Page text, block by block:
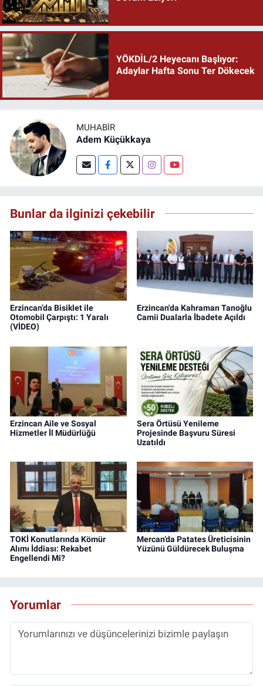
YÖKDİL/2 Heyecanı Başlıyor:
Adaylar Hafta Sonu Ter Dökecek
MUHABIR
Adem Küçükkaya
Bunlar da ilginizi çekebilir
Erzincan’da Bisiklet ile
Otomobil Çarpıştı: 1 Yaralı
(VİDEO)
Erzincan'da Kahraman Tanoğlu
Camii Dualarla İbadete Açıldı
Erzincan Aile ve Sosyal
Hizmetler İl Müdürlüğü
Sera Örtüsü Yenileme
Projesinde Başvuru Süresi
Uzatıldı
TOKİ Konutlarında Kömür
Alımı İddiası: Rekabet
Engellendi Mi?
Mercan’da Patates Üreticisinin
Yüzünü Güldürecek Buluşma
Yorumlar